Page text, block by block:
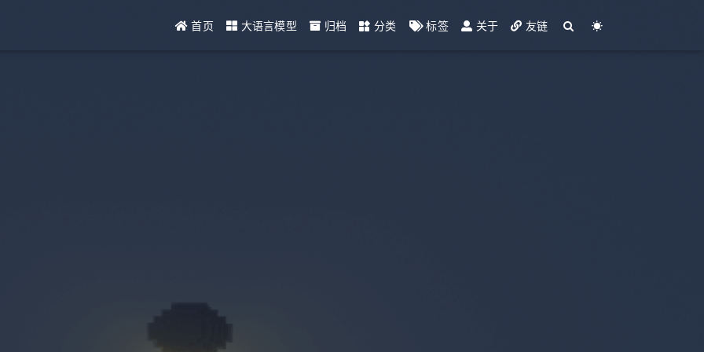
首页 大语言模型 归档 分类 标签 关于 友链